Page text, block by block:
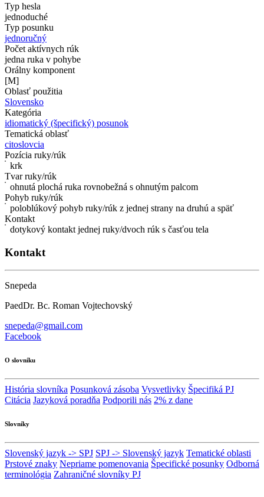
Typ hesla
jednoduché
Typ posunku
jednoručný
Počet aktívnych rúk
jedna ruka v pohybe
Orálny komponent
[M]
Oblasť použitia
Slovensko
Kategória
idiomatický (špecifický) posunok
Tematická oblasť
citoslovcia
Pozícia ruky/rúk
krk
Tvar ruky/rúk
ohnutá plochá ruka rovnobežná s ohnutým palcom
Pohyb ruky/rúk
poloblúkový pohyb ruky/rúk z jednej strany na druhú a späť
Kontakt
dotykový kontakt jednej ruky/dvoch rúk s časťou tela
Kontakt
Snepeda
PaedDr. Bc. Roman Vojtechovský
snepeda@gmail.com
Facebook
O slovníku
História slovníka Posunková zásoba Vysvetlivky Špecifiká PJ
Citácia Jazyková poradňa Podporili nás 2% z dane
Slovníky
Slovenský jazyk -> SPJ SPJ -> Slovenský jazyk Tematické oblasti
Prstové znaky Nepriame pomenovania Špecifické posunky Odborná
terminológia Zahraničné slovníky PJ